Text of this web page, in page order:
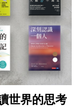
世界的思考